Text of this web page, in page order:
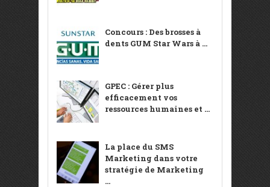
Concours : Des brosses à
dents GUM Star Wars à ...
GPEC : Gérer plus
efficacement vos
ressources humaines et ...
La place du SMS
Marketing dans votre
stratégie de Marketing
...